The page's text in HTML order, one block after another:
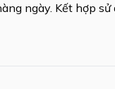
ngày. Kết hợp